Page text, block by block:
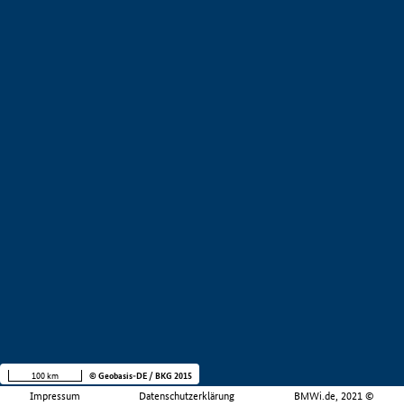
Impressum Datenschutzerklärung BMWi.de, 2021 ©
100 km © Geobasis-DE / BKG 2015